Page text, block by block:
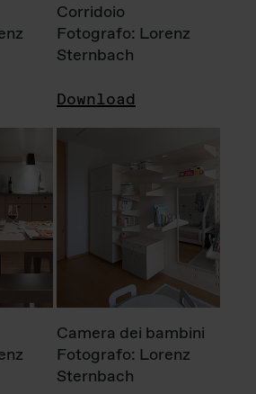
Corridoio
Fotografo: Lorenz
Sternbach
Download
Camera dei bambini
Fotografo: Lorenz
Sternbach